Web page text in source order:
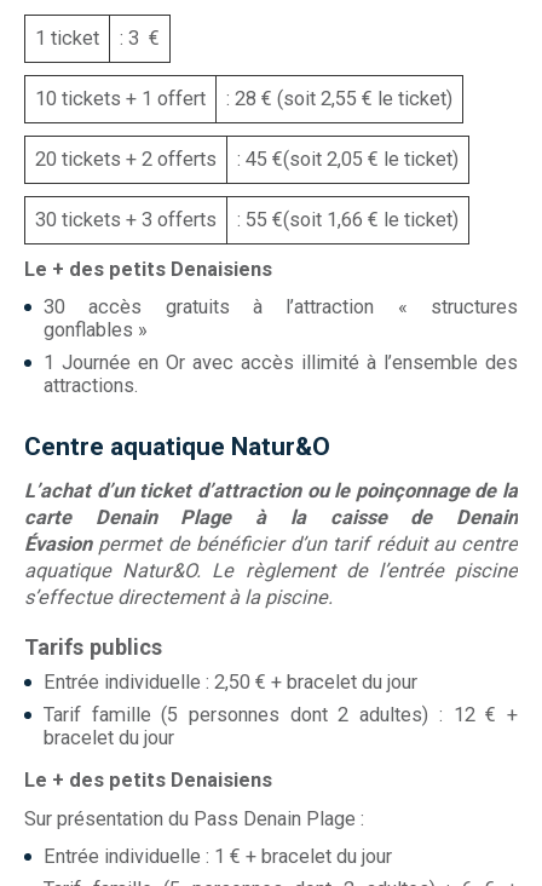
1 ticket : 3 €
10 tickets + 1 offert : 28 € (soit 2,55 € le ticket)
20 tickets + 2 offerts : 45 €(soit 2,05 € le ticket)
30 tickets + 3 offerts : 55 €(soit 1,66 € le ticket)
Le + des petits Denaisiens
30 accès gratuits à l’attraction « structures
gonflables »
1 Journée en Or avec accès illimité à l’ensemble des
attractions.
Centre aquatique Natur&O
L’achat d’un ticket d’attraction ou le poinçonnage de la
carte Denain Plage à la caisse de Denain
Évasionpermet de bénéficier d’un tarif réduit au centre
aquatique Natur&O. Le règlement de l’entrée piscine
s’effectue directement à la piscine.
Tarifs publics
Entrée individuelle : 2,50 € + bracelet du jour
Tarif famille (5 personnes dont 2 adultes) : 12 € +
bracelet du jour
Le + des petits Denaisiens
Sur présentation du Pass Denain Plage :
Entrée individuelle : 1 € + bracelet du jour